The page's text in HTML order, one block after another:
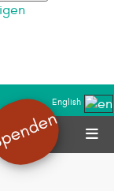
English